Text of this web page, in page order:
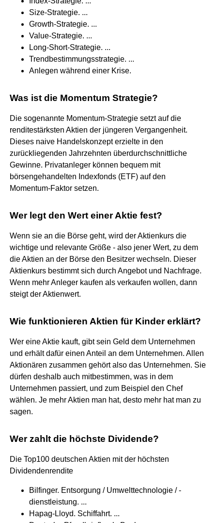
Size-Strategie. ...
Growth-Strategie. ...
Value-Strategie. ...
Long-Short-Strategie. ...
Trendbestimmungsstrategie. ...
Anlegen während einer Krise.
Was ist die Momentum Strategie?
Die sogenannte Momentum-Strategie setzt auf die
renditestärksten Aktien der jüngeren Vergangenheit.
Dieses naive Handelskonzept erzielte in den
zurückliegenden Jahrzehnten überdurchschnittliche
Gewinne. Privatanleger können bequem mit
börsengehandelten Indexfonds (ETF) auf den
Momentum-Faktor setzen.
Wer legt den Wert einer Aktie fest?
Wenn sie an die Börse geht, wird der Aktienkurs die
wichtige und relevante Größe - also jener Wert, zu dem
die Aktien an der Börse den Besitzer wechseln. Dieser
Aktienkurs bestimmt sich durch Angebot und Nachfrage.
Wenn mehr Anleger kaufen als verkaufen wollen, dann
steigt der Aktienwert.
Wie funktionieren Aktien für Kinder erklärt?
Wer eine Aktie kauft, gibt sein Geld dem Unternehmen
und erhält dafür einen Anteil an dem Unternehmen. Allen
Aktionären zusammen gehört also das Unternehmen. Sie
dürfen deshalb auch mitbestimmen, was in dem
Unternehmen passiert, und zum Beispiel den Chef
wählen. Je mehr Aktien man hat, desto mehr hat man zu
sagen.
Wer zahlt die höchste Dividende?
Die Top100 deutschen Aktien mit der höchsten
Dividendenrendite
Bilfinger. Entsorgung / Umwelttechnologie / -
dienstleistung. ...
Hapag-Lloyd. Schiffahrt. ...